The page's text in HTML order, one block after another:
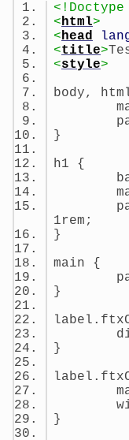
<!Doctype
<html>
<head
<title>
<style>
body,
}
h1 {
1rem;
}
main {
}
}
}